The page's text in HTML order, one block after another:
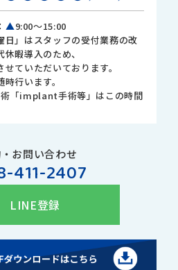
▲9:00～15:00
日」はスタッフの受付業務の改
暇導入のため、
ていただいております。
行います。
「implant手術等」はこの時間
お問い合わせ
411-2407
LINE登録